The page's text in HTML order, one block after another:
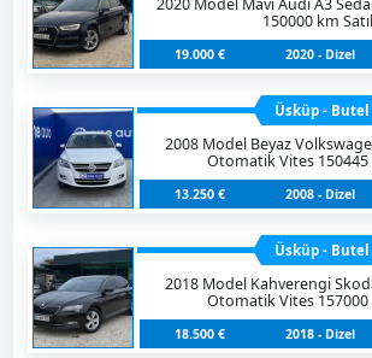
2020 Model Mavi Audi A3
150000 km
19.000 € 2020 - Dizel
Üsküp - Butel
2008 Model Beyaz
Otomatik Vites 150445
13.250 € 2008 - Dizel
Üsküp - Butel
2018 Model Kahverengi
Otomatik Vites 157000
18.500 € 2018 - Dizel